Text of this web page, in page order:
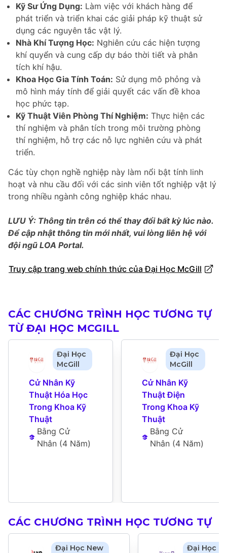
Kỹ Sư Ứng Dụng: Làm việc với khách hàng để
phát triển và triển khai các giải pháp kỹ thuật sử
dụng các nguyên tắc vật lý.
Nhà Khí Tượng Học: Nghiên cứu các hiện tượng
khí quyển và cung cấp dự báo thời tiết và phân
tích khí hậu.
Khoa Học Gia Tính Toán: Sử dụng mô phỏng và
mô hình máy tính để giải quyết các vấn đề khoa
học phức tạp.
Kỹ Thuật Viên Phòng Thí Nghiệm: Thực hiện các
thí nghiệm và phân tích trong môi trường phòng
thí nghiệm, hỗ trợ các nỗ lực nghiên cứu và phát
triển.
Các tùy chọn nghề nghiệp này làm nổi bật tính linh
hoạt và nhu cầu đối với các sinh viên tốt nghiệp vật lý
trong nhiều ngành công nghiệp khác nhau.
LƯU Ý: Thông tin trên có thể thay đổi bất kỳ lúc nào.
Để cập nhật thông tin mới nhất, vui lòng liên hệ với
đội ngũ LOA Portal.
Truy cập trang web chính thức của Đại Học McGill
CÁC CHƯƠNG TRÌNH HỌC TƯƠNG TỰ
TỪ ĐẠI HỌC MCGILL
Đại Học
McGill
Cử Nhân Kỹ
Thuật Hóa Học
Trong Khoa Kỹ
Thuật
Bằng Cử
Nhân (4 Năm)
Đại Học
McGill
Cử Nhân Kỹ
Thuật Điện
Trong Khoa Kỹ
Thuật
Bằng Cử
Nhân (4 Năm)
CÁC CHƯƠNG TRÌNH HỌC TƯƠNG TỰ
Đại Học New Đại Học